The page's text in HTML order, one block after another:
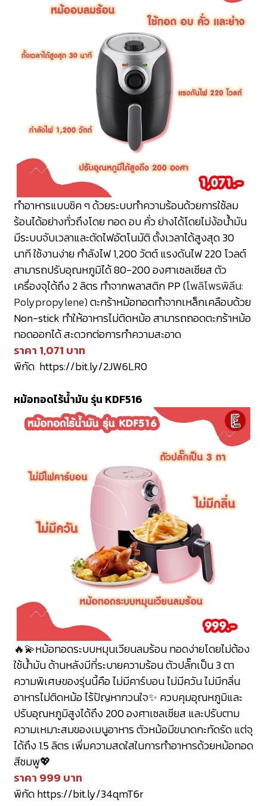
ทำอาหารแบบชิค ๆ ด้วยระบบทำความร้อนด้วยการใช้ลม
ร้อนได้อย่างทั่วถึงโดย ทอด อบ คั่ว ย่างได้โดยไม่ง้อน้ำมัน
มีระบบจับเวลาและตัดไฟอัตโนมัติ ตั้งเวลาได้สูงสุด 30
นาที ใช้งานง่าย กำลังไฟ 1,200 วัตต์ แรงดันไฟ 220 โวลต์
สามารถปรับอุณหภูมิได้ 80-200 องศาเซลเซียส ตัว
เครื่องจุได้ถึง 2 ลิตร ทำจากพลาสติก PP (โพลิโพรพิลีน:
Polypropylene)ตะกร้าหม้อทอดทำจากเหล็กเคลือบด้วย
Non-stick ทำให้อาหารไม่ติดหม้อ สามารถถอดตะกร้าหม้อ
ทอดออกได้ สะดวกต่อการทำความสะอาด
ราคา 1,071 บาท
พิกัด https://bit.ly/2JW6LR0
หม้อทอดไร้น้ำมัน รุ่น KDF516
🔥💫หม้อทอดระบบหมุนเวียนลมร้อน ทอดง่ายโดยไม่ต้อง
ใช้น้ำมัน ด้านหลังมีที่ระบายความร้อน ตัวปลั๊กเป็น 3 ตา
ความพิเศษของรุ่นนี้คือ ไม่มีคาร์บอน ไม่มีควัน ไม่มีกลิ่น
อาหารไม่ติดหม้อ ไร้ปัญหากวนใจ✨ ควบคุมอุณหภูมิและ
ปรับอุณหภูมิสูงได้ถึง 200 องศาเซลเซียส และปรับตาม
ความเหมาะสมของเมนูอาหาร ตัวหม้อมีขนาดกะทัดรัด แต่จุ
ได้ถึง 1.5 ลิตร เพิ่มความสดใสในการทำอาหารด้วยหม้อทอด
สีชมพู💖
ราคา 999 บาท
พิกัดhttps://bit.ly/34qmT6r